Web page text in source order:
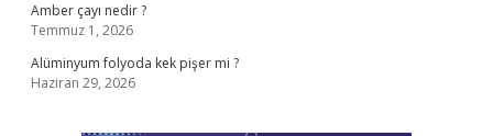
Amber çayı nedir ?
Temmuz 1, 2026
Alüminyum folyoda kek pişer mi ?
Haziran 29, 2026